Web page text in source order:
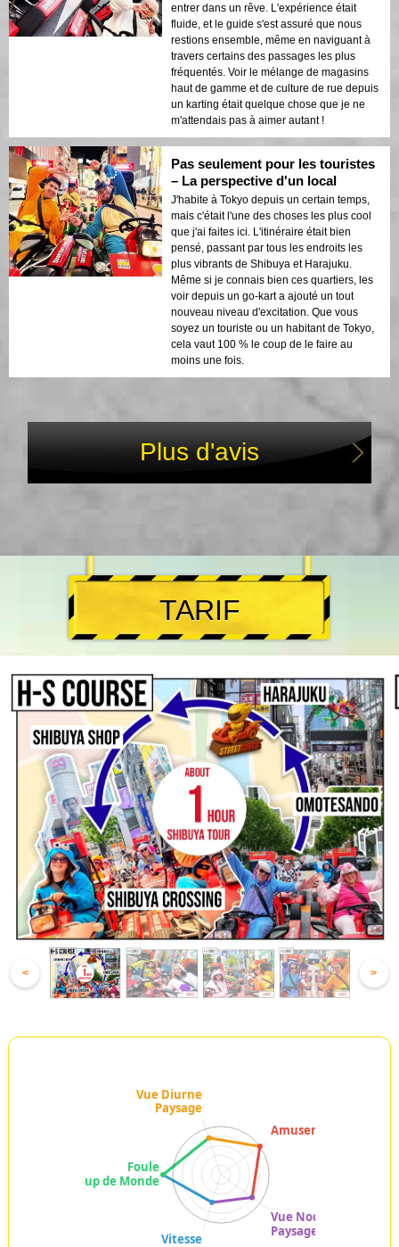
entrer dans un rêve. L'expérience était
fluide, et le guide s'est assuré que nous
restions ensemble, même en naviguant à
travers certains des passages les plus
fréquentés. Voir le mélange de magasins
haut de gamme et de culture de rue depuis
un karting était quelque chose que je ne
m'attendais pas à aimer autant !
Pas seulement pour les touristes
– La perspective d'un local
J'habite à Tokyo depuis un certain temps,
mais c'était l'une des choses les plus cool
que j'ai faites ici. L'itinéraire était bien
pensé, passant par tous les endroits les
plus vibrants de Shibuya et Harajuku.
Même si je connais bien ces quartiers, les
voir depuis un go-kart a ajouté un tout
nouveau niveau d'excitation. Que vous
soyez un touriste ou un habitant de Tokyo,
cela vaut 100 % le coup de le faire au
moins une fois.
Plus d'avis
TARIF
< >